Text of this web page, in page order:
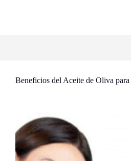
Beneficios del Aceite de Oliva para